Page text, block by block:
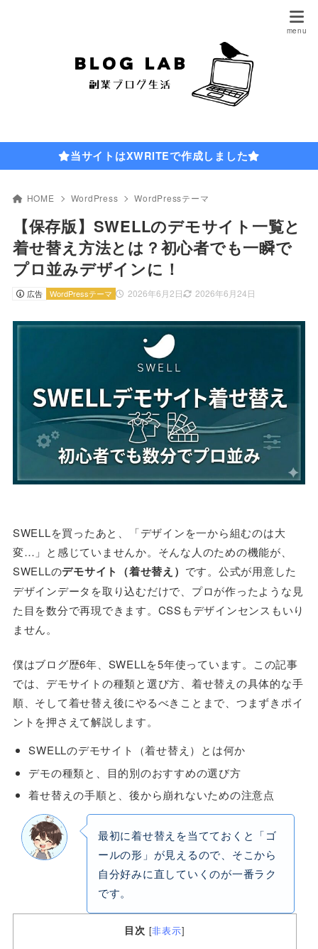
当サイトはXWRITEで作成しました
HOME WordPress WordPressテーマ
【保存版】SWELLのデモサイト一覧と
着せ替え方法とは？初心者でも一瞬で
プロ並みデザインに！
広告 2026年6月2日 2026年6月24日
WordPressテーマ
SWELLを買ったあと、「デザインを一から組むのは大
変…」と感じていませんか。そんな人のための機能が、
SWELLのデモサイト（着せ替え） です。公式が用意した
デザインデータを取り込むだけで、プロが作ったような見
た目を数分で再現できます。CSSもデザインセンスもいり
ません。
僕はブログ歴6年、SWELLを5年使っています。この記事
では、デモサイトの種類と選び方、着せ替えの具体的な手
順、そして着せ替え後にやるべきことまで、つまずきポイ
ントを押さえて解説します。
SWELLのデモサイト（着せ替え）とは何か
デモの種類と、目的別のおすすめの選び方
着せ替えの手順と、後から崩れないための注意点
最初に着せ替えを当てておくと「ゴ
ールの形」が見えるので、そこから
自分好みに直していくのが一番ラク
です。
目次 [非表示]